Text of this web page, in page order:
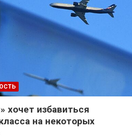
хочет избавиться
на некоторых